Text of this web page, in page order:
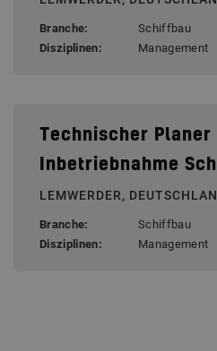
Branche:
Schiffbau
Disziplinen:
Management
Technischer Planer
Inbetriebnahme
LEMWERDER,
Branche:
Schiffbau
Disziplinen:
Management